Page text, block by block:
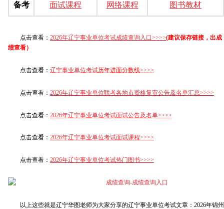
备考 面试课程 网络课程 图书教材
点击查看： 2026年辽宁事业单位考试成绩查询入口>>>>(建议保存链接，出成
绩查看）
点击查看： 辽宁事业单位考试历年进面分数线>>>>
点击查看： 2026年辽宁事业单位联考各地市资格复审公告及名单汇总>>>>
点击查看： 2026年辽宁事业单位考试面试公告及名单>>>>
点击查看： 2026年辽宁事业单位考试面试课程>>>>
点击查看： 2026年辽宁事业单位考试热门图书>>>>
以上这些就是辽宁华图老师为大家分享的辽宁事业单位考试文章：2026年锦州